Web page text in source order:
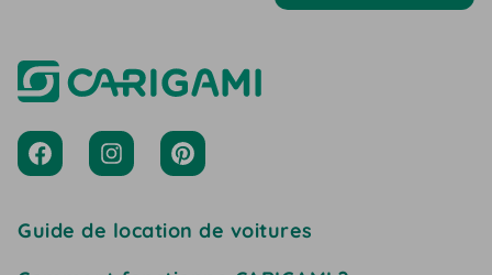
Guide de location de voitures